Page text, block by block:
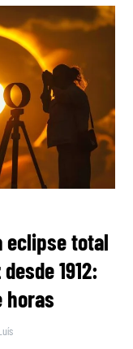
eclipse total
1912:
horas